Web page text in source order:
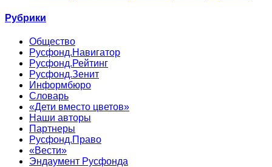
Рубрики
Общество
Русфонд.Навигатор
Русфонд.Рейтинг
Русфонд.Зенит
Информбюро
Словарь
«Дети вместо цветов»
Наши авторы
Партнеры
Русфонд.Право
«Вести»
Эндаумент Русфонда